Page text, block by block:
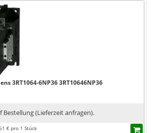
3RT1064-6NP36 3RT10646NP36
Bestellung (Lieferzeit anfragen).
€ pro 1 Stück